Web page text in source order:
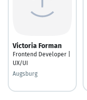
Victoria Forman
Frontend Developer |
UX/UI
Augsburg